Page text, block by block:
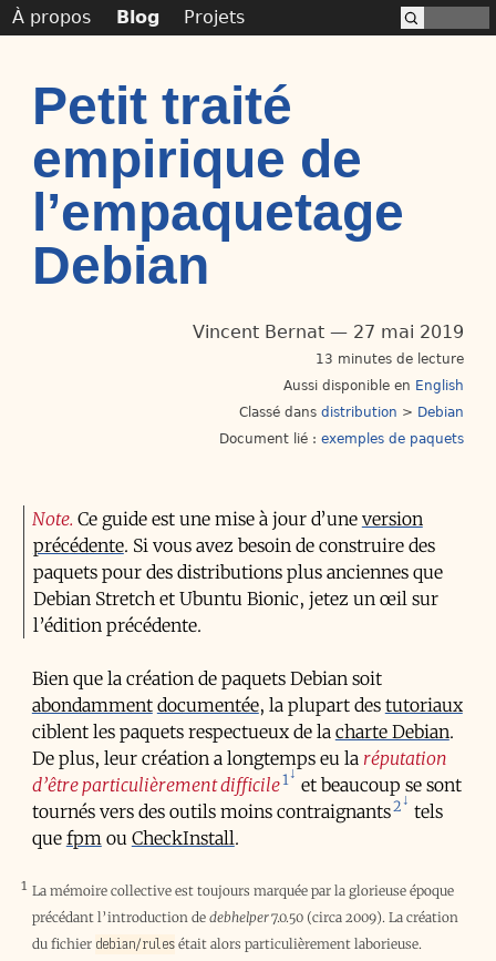
Petit traité
empirique de
l’empaquetage
Debian
Vincent Bernat 27 mai 2019
13 minutes de lecture
Aussi disponible en English
Classé dans distribution > Debian
Document lié : exemples de paquets
Note Ce guide est une mise à jour d’une version
précédente. Si vous avez besoin de construire des
paquets pour des distributions plus anciennes que
Debian Stretch et Ubuntu Bionic, jetez un œil sur
l’édition précédente.
Bien que la création de paquets Debian soit
abondamment documentée, la plupart des tutoriaux
ciblent les paquets respectueux de la charte Debian.
De plus, leur création a longtemps eu la réputation
d’être particulièrement difficile1
et beaucoup se sont
tournés vers des outils moins contraignants2
tels
que fpmou CheckInstall.
1 La mémoire collective est toujours marquée par la glorieuse époque
précédant l’introduction de debhelper7.0.50 (circa 2009). La création
du fichier debian/rulesétait alors particulièrement laborieuse.
À propos Blog Projets